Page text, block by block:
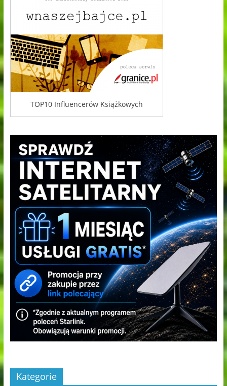
TOP10 Influencerów Książkowych
Kategorie